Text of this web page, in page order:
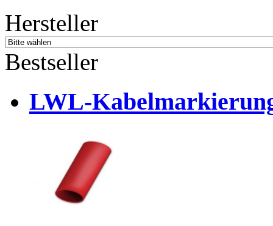
Hersteller
Bestseller
LWL-